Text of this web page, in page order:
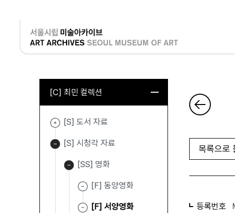
로그인
[C] 최민 컬렉션
[S] 도서 자료
[S] 시청각 자료
[SS] 영화
[F] 동양영화
[F] 서양영화
목록으로
등록번호